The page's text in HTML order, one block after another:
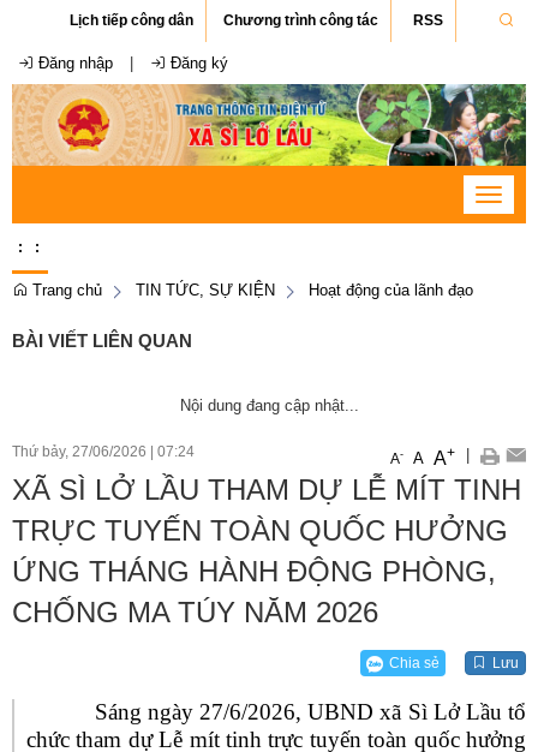
Lịch tiếp công dân Chương trình công tác RSS
Đăng nhập Đăng ký
Toggle
: :
Trang chủ TIN TỨC, SỰ KIỆN Hoạt động của lãnh đạo
BÀI VIẾT LIÊN QUAN
Nội dung đang cập nhật...
Thứ bảy, 27/06/2026 07:24 A- A A+
XÃ SÌ LỞ LẦU THAM DỰ LỄ MÍT TINH
TRỰC TUYẾN TOÀN QUỐC HƯỞNG
ỨNG THÁNG HÀNH ĐỘNG PHÒNG,
CHỐNG MA TÚY NĂM 2026
Chia sẻ Lưu
Sáng ngày 27/6/2026, UBND xã Sì Lở Lầu tổ
chức tham dự Lễ mít tinh trực tuyến toàn quốc hưởng